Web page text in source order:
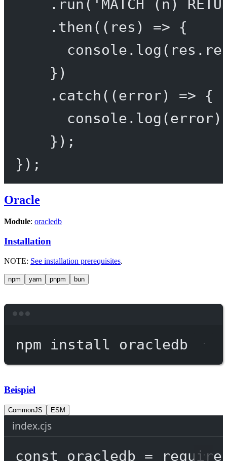
. run ( 'MATCH (n)
. then (( res ) => {
console. log
})
. catch ((error) => {
console. log
});
});
Oracle
Module: oracledb
Installation
NOTE: See installation prerequisites.
npm yarn pnpm bun
npm install oracledb
Beispiel
CommonJS ESM
index.cjs
const oracledb = require